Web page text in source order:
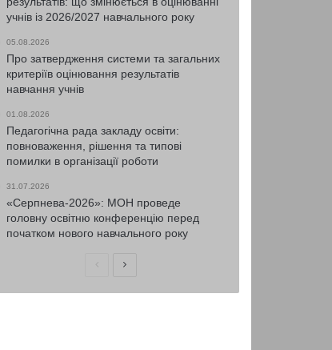
учнів із 2026/2027 навчального року
05.08.2026
Про затвердження системи та загальних
критеріїв оцінювання результатів
навчання учнів
01.08.2026
Педагогічна рада закладу освіти:
повноваження, рішення та типові
помилки в організації роботи
31.07.2026
«Серпнева-2026»: МОН проведе
головну освітню конференцію перед
початком нового навчального року
ПопередняНаступна